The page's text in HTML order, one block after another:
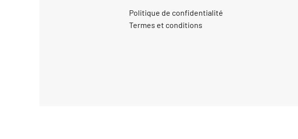
Politique de confidentialité
Termes et conditions